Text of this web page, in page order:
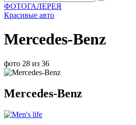
ФОТОГАЛЕРЕЯ
Красивые авто
Mercedes-Benz
фото 28 из 36
Mercedes-Benz